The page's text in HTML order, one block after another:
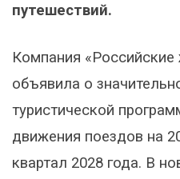
путешествий.
Компания
объявила о
туристической
движения поездов на
квартал 2028 года. В